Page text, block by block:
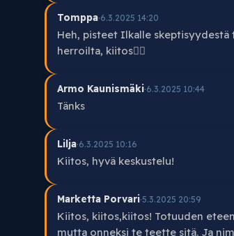
Tomppa·6.3.2025 14:20
Heh, pisteet Ilkalle skeptisyydestä
herroilta, kiitos👍🏻
Armo Kaunismäki·6.3.2025 10:44
Tänks
Lilja·6.3.2025 10:16
Kiitos, hyvä keskustelu!
Marketta Porvari·5.3.2025 20:59
Kiitos, kiitos,kiitos! Totuuden
mutta onneksi te teette sitä. Ja